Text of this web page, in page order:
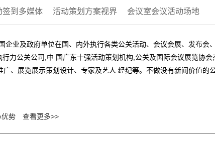
签到多媒体 活动策划方案视界 会议室会议活动场地
业及政府单位在国、内外执行各类公关活动、会议会展、发布会
力公关公司,中 国广东十强活动策划机构,公关及国际会议展览协会
、展览展示策划设计、专家及艺人 经纪等。不做没有新闻价值的
优势 查看更多>>